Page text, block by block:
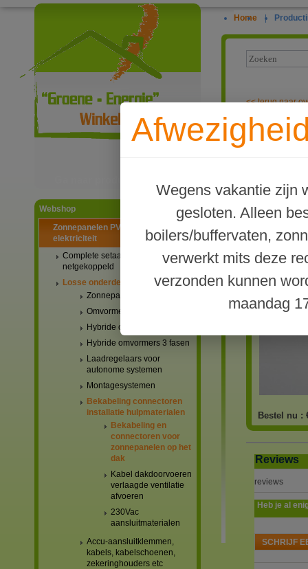
Webshop
Zonnepanelen PV-systemen
elektriciteit
Complete setaanbiedingen
netgekoppeld
Losse onderdelen
Zonnepanelen
Omvormers netgekoppeld
Hybride omvormers 1 fase
Hybride omvormers 3 fasen
Laadregelaars voor
autonome systemen
Montagesystemen
Bekabeling connectoren
installatie hulpmaterialen
Bekabeling en
connectoren voor
zonnepanelen op het
dak
Kabel dakdoorvoeren
verlaagde ventilatie
afvoeren
230Vac
aansluitmaterialen
Accu-aansluitklemmen,
kabels, kabelschoenen,
zekeringhouders etc
Home |
Wegens vakantie zijn
gesloten. Alleen
boilers/buffervaten,
verwerkt mits deze
verzonden kunnen
maandag
<<terug naar
MC-4
Bestel nu :
Reviews
reviews
Heb je al
SCHRIJF